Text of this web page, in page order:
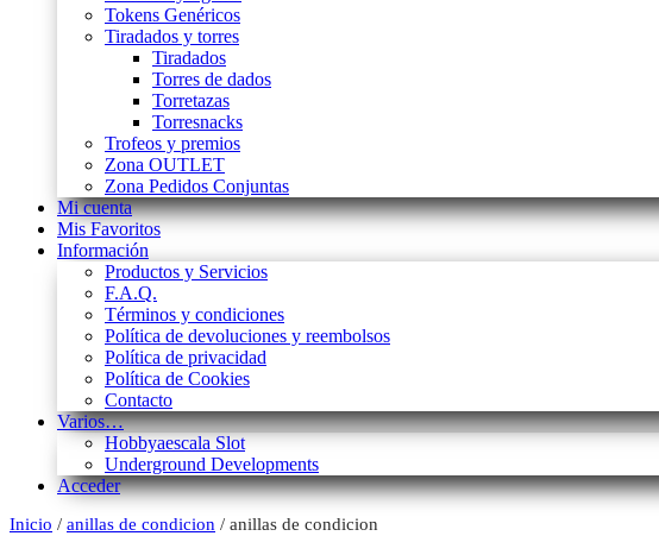
Tokens Genéricos
Tiradados y torres
Tiradados
Torres de dados
Torretazas
Torresnacks
Trofeos y premios
Zona OUTLET
Zona Pedidos Conjuntas
Mi cuenta
Mis Favoritos
Información
Productos y Servicios
F.A.Q.
Términos y condiciones
Política de devoluciones y reembolsos
Política de privacidad
Política de Cookies
Contacto
Varios…
Hobbyaescala Slot
Underground Developments
Acceder
Inicio / anillas de condicion / anillas de condicion